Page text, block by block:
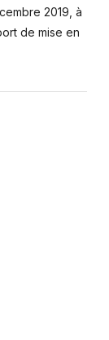
2019, à
de mise en